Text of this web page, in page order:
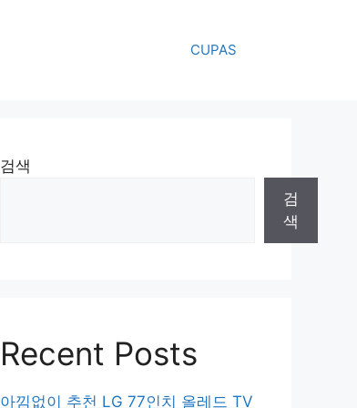
CUPAS
검색
검
색
Recent Posts
아낌없이 추천 LG 77인치 올레드 TV